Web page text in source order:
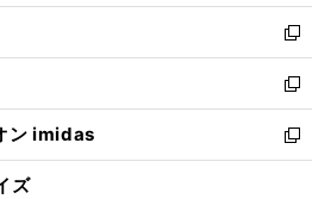
開
く
ウ
で
開
く
ン
ド
ウ
で
開
く
ウ
ィ
ン
ド
ウ
で
開
し
い
ウ
ィ
ン
ド
ウ
新
し
い
ウ
ィ
ン
新
し
い
ウ
ン imidas
新
し
ズ